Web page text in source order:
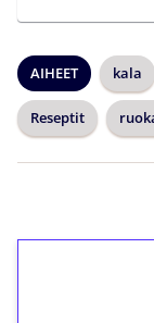
AIHEET kala
Reseptit